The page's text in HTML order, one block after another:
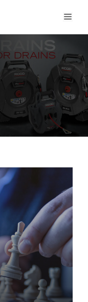
메